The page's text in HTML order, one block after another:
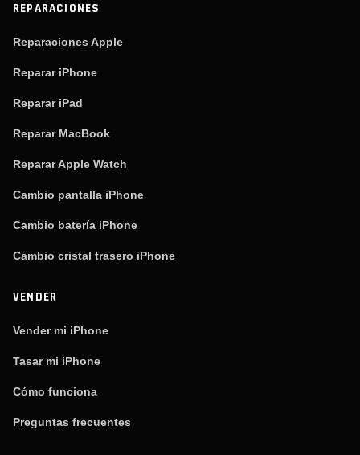
REPARACIONES
Reparaciones Apple
Reparar iPhone
Reparar iPad
Reparar MacBook
Reparar Apple Watch
Cambio pantalla iPhone
Cambio batería iPhone
Cambio cristal trasero iPhone
VENDER
Vender mi iPhone
Tasar mi iPhone
Cómo funciona
Preguntas frecuentes